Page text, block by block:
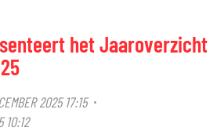
het Jaaroverzicht
2025 17:15·
10:12